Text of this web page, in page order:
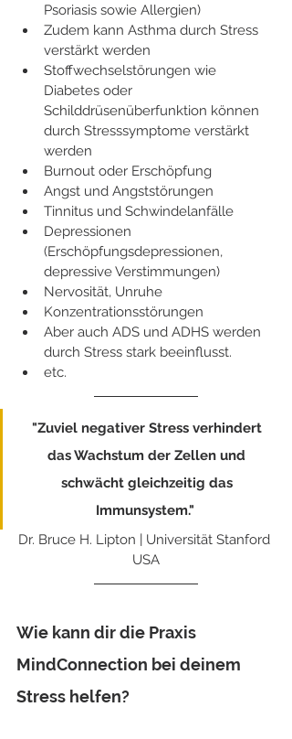
Psoriasis sowie Allergien)
Zudem kann Asthma durch Stress
verstärkt werden
Stoffwechselstörungen wie
Diabetes oder
Schilddrüsenüberfunktion können
durch Stresssymptome verstärkt
werden
Burnout oder Erschöpfung
Angst und Angststörungen
Tinnitus und Schwindelanfälle
Depressionen
(Erschöpfungsdepressionen,
depressive Verstimmungen)
Nervosität, Unruhe
Konzentrationsstörungen
Aber auch ADS und ADHS werden
durch Stress stark beeinflusst.
etc.
"Zuviel negativer Stress verhindert
das Wachstum der Zellen und
schwächt gleichzeitig das
Immunsystem."
Dr. Bruce H. Lipton | Universität Stanford
USA
Wie kann dir die Praxis
MindConnection bei deinem
Stress helfen?